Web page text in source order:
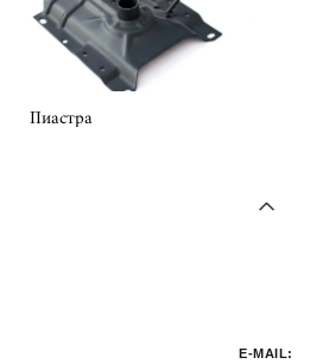
Пиастра
E-MAIL: